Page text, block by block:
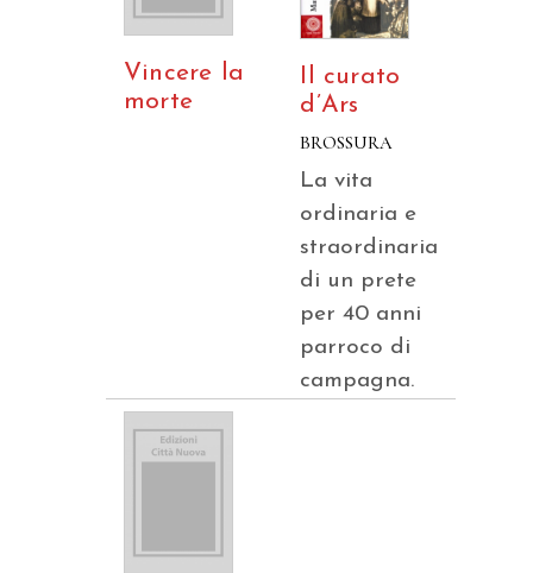
Vincere la
morte
Il curato
d’Ars
BROSSURA
La vita
ordinaria e
straordinaria
di un prete
per 40 anni
parroco di
campagna.